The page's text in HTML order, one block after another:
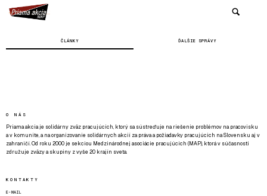
ČLÁNKY ĎALŠIE SPRÁVY
O NÁS
Priama akcia je solidárny zväz pracujúcich, ktorý sa sústreďuje na riešenie problémov na pracovisku
a v komunite, a na organizovanie solidárnych akcií za práva a požiadavky pracujúcich na Slovensku aj v
zahraničí. Od roku 2000 je sekciou Medzinárodnej asociácie pracujúcich (MAP), ktorá v súčasnosti
združuje zväzy a skupiny z vyše 20 krajín sveta.
KONTAKTY
E-MAIL